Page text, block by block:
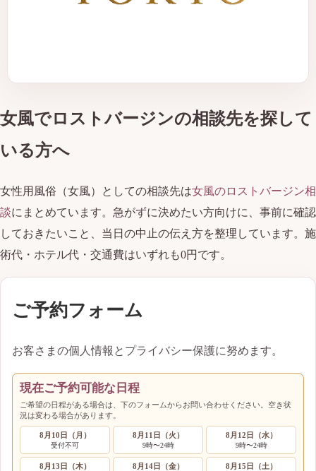
女風でロストバージンの相談先を探して
いる方へ
女性用風俗（女風）としての相談先は女風のロストバージン相
談にまとめています。急がずに決めたい方向けに、事前に確認
しておきたいこと、当日の中止の伝え方を整理しています。施
術代・ホテル代・交通費はいずれも0円です。
ご予約フォーム
お客さまの個人情報とプライバシー保護に努めます。
現在ご予約可能な日程
ご希望の日程がある場合は、下のフォームからお問い合わせください。空き状
況は変わる場合があります。
8月10日（月）
受付不可
8月11日（火）
9時〜24時
8月12日（水）
9時〜24時
8月13日（木） 8月14日（金） 8月15日（土）